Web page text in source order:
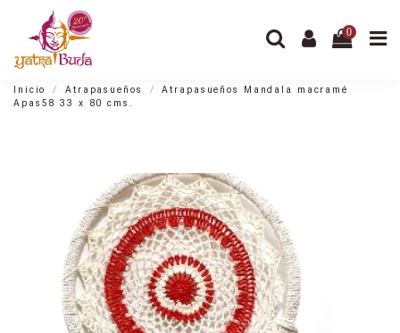
0
Inicio Atrapasueños
Atrapasueños Mandala macramé
Apas58 33 x 80 cms.